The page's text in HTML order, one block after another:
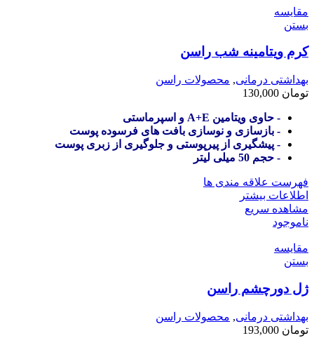
مقایسه
بستن
کرم ویتامینه شب راسن
بهداشتی درمانی, محصولات راسن
تومان
- حاوی ویتامین A+E و اسپرماستی
- بازسازی و نوسازی بافت های فرسوده پوست
- پیشگیری از پیرپوستی و جلوگیری از زبری پوست
- حجم 50 میلی لیتر
فهرست علاقه مندی ها
اطلاعات بیشتر
مشاهده سریع
ناموجود
مقایسه
بستن
ژل دورچشم راسن
بهداشتی درمانی, محصولات راسن
تومان